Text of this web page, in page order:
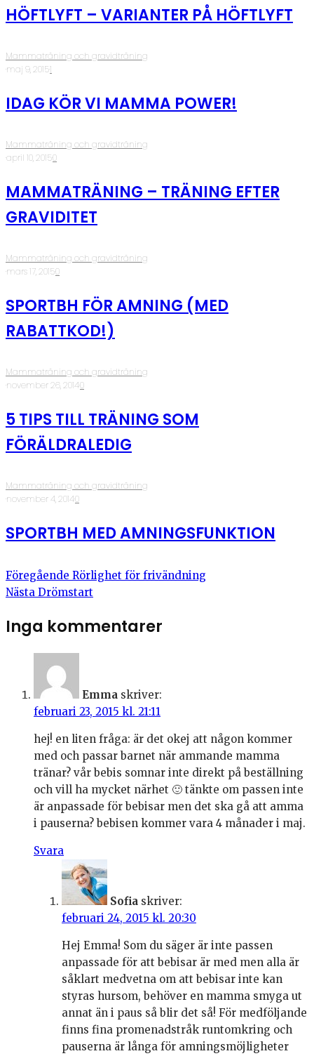
HÖFTLYFT – VARIANTER PÅ HÖFTLYFT
Mammaträning och gravidträning
·maj 9, 2015·1
IDAG KÖR VI MAMMA POWER!
Mammaträning och gravidträning
·april 10, 2015·0
MAMMATRÄNING – TRÄNING EFTER
GRAVIDITET
Mammaträning och gravidträning
·mars 17, 2015·0
SPORTBH FÖR AMNING (MED
RABATTKOD!)
Mammaträning och gravidträning
·november 26, 2014·0
5 TIPS TILL TRÄNING SOM
FÖRÄLDRALEDIG
Mammaträning och gravidträning
·november 4, 2014·0
SPORTBH MED AMNINGSFUNKTION
Föregående Rörlighet för frivändning
Nästa Drömstart
Inga kommentarer
Emma skriver:
februari 23, 2015 kl. 21:11
hej! en liten fråga: är det okej att någon kommer
med och passar barnet när ammande mamma
tränar? vår bebis somnar inte direkt på beställning
och vill ha mycket närhet 🙂 tänkte om passen inte
är anpassade för bebisar men det ska gå att amma
i pauserna? bebisen kommer vara 4 månader i maj.
Svara
Sofia skriver:
februari 24, 2015 kl. 20:30
Hej Emma! Som du säger är inte passen
anpassade för att bebisar är med men alla är
såklart medvetna om att bebisar inte kan
styras hursom, behöver en mamma smyga ut
annat än i paus så blir det så! För medföljande
finns fina promenadstråk runtomkring och
pauserna är långa för amningsmöjligheter